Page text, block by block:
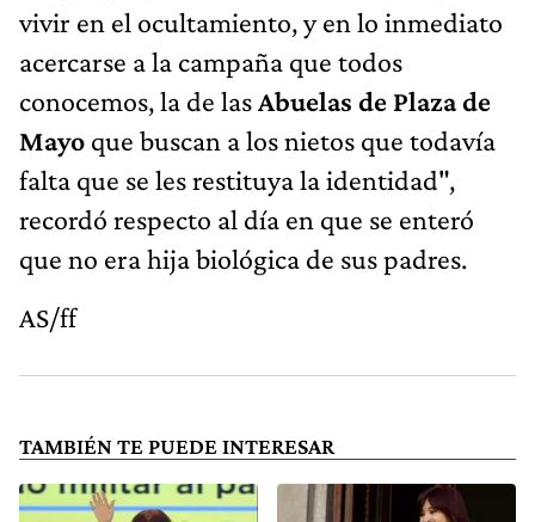
vivir en el ocultamiento, y en lo inmediato
acercarse a la campaña que todos
conocemos, la de lasAbuelas de Plaza de
Mayo que buscan a los nietos que todavía
falta que se les restituya la identidad",
recordó respecto al día en que se enteró
que no era hija biológica de sus padres.
AS/ff
TAMBIÉN TE PUEDE INTERESAR